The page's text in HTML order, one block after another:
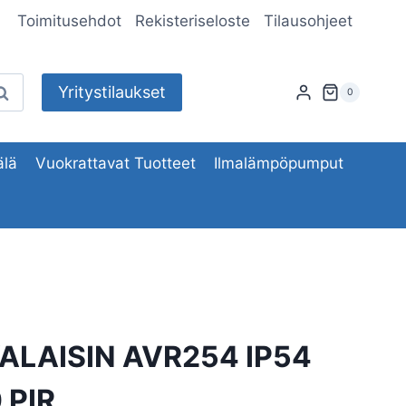
Toimitusehdot Rekisteriseloste Tilausohjeet
Yritystilaukset 0
Vuokrattavat Tuotteet Ilmalämpöpumput
AVR254 IP54